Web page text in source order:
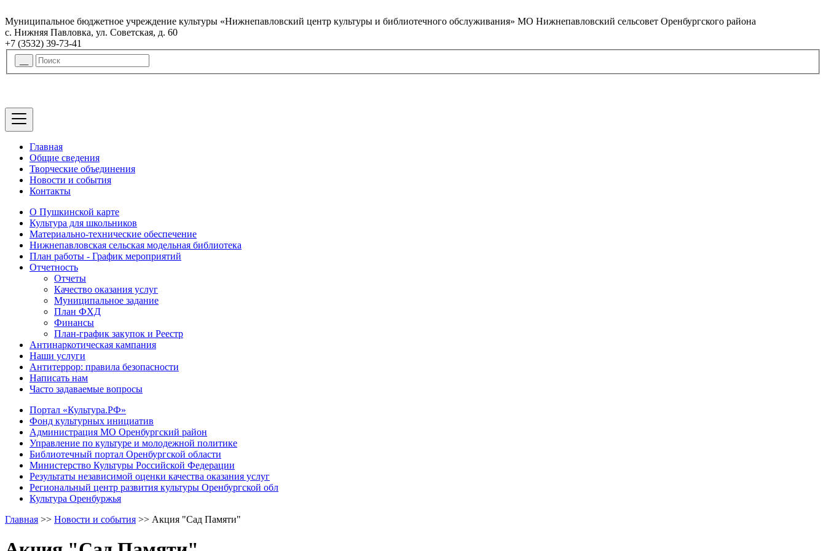
Муниципальное бюджетное учреждение культуры «Нижнепавловский центр культуры и библиотечного обслуживания» МО Нижнепавловский сельсовет Оренбургского района
с. Нижняя Павловка, ул. Советская, д. 60
+7 (3532) 39-73-41
Главная
Общие сведения
Творческие объединения
Новости и события
Контакты
О Пушкинской карте
Культура для школьников
Материально-технические обеспечение
Нижнепавловская сельская модельная библиотека
План работы - График мероприятий
Отчетность
Отчеты
Качество оказания услуг
Муниципальное задание
План ФХД
Финансы
План-график закупок и Реестр
Антинаркотическая кампания
Наши услуги
Антитеррор: правила безопасности
Написать нам
Часто задаваемые вопросы
Портал «Культура.РФ»
Фонд культурных инициатив
Администрация МО Оренбургский район
Управление по культуре и молодежной политике
Библиотечный портал Оренбургской области
Министерство Культуры Российской Федерации
Результаты независимой оценки качества оказания услуг
Региональный центр развития культуры Оренбургской обл
Культура Оренбуржья
Главная >> Новости и события >> Акция "Сад Памяти"